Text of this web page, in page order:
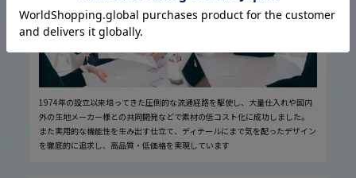
1974年の設立以来培ってきた圧倒的な流通経路を駆使し、大量仕入れや国内
外の生地メーカー様との共同開発などで素材の低コスト化に成功しました。
また実用的な機能性を生み出す仕立て、ディテールにまで気を配ったデザイン
を徹底的に追求し、高品質・低価格を実現しています